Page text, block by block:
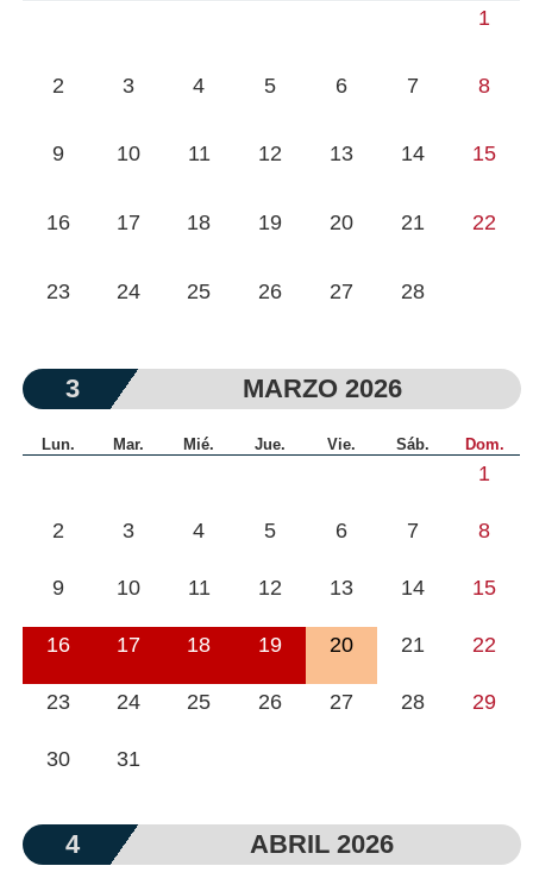
1
2 3 4 5 6 7 8
9 10 11 12 13 14 15
16 17 18 19 20 21 22
23 24 25 26 27 28
3 MARZO 2026
Lun. Mar. Mié. Jue. Vie. Sáb. Dom.
1
2 3 4 5 6 7 8
9 10 11 12 13 14 15
16 17 18 19 20 21 22
23 24 25 26 27 28 29
30 31
4 ABRIL 2026